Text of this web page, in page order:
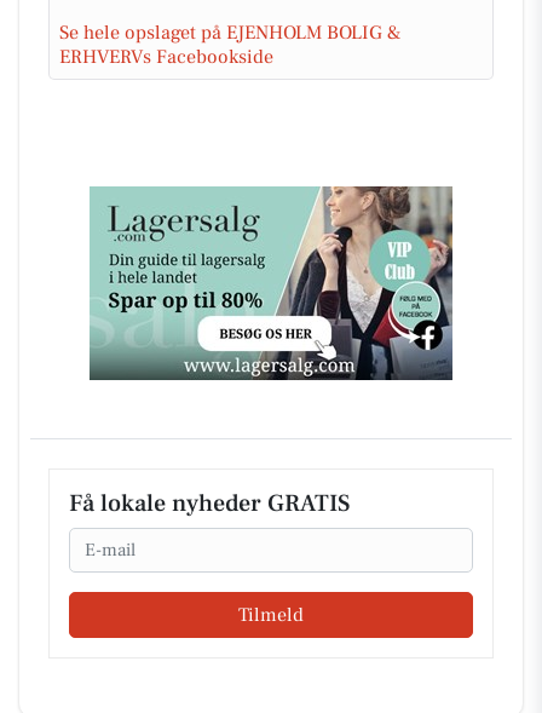
Se hele opslaget på EJENHOLM BOLIG &
ERHVERVs Facebookside
Få lokale nyheder GRATIS
Email
Tilmeld